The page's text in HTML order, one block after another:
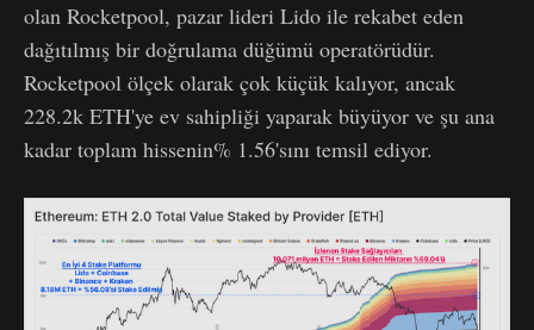
olan Rocketpool, pazar lideri Lido ile rekabet eden
dağıtılmış bir doğrulama düğümü operatörüdür.
Rocketpool ölçek olarak çok küçük kalıyor, ancak
228.2k ETH'ye ev sahipliği yaparak büyüyor ve şu ana
kadar toplam hissenin% 1.56'sını temsil ediyor.